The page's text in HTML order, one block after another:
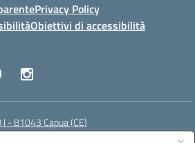
Privacy Policy
Obiettivi di accessibilità
I - 81043 Capua (CE)